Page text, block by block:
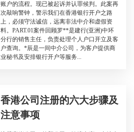
账户的流程。现已被起诉并认罪候判。此案再
次敲响警钟，警示我们在香港银行开户之路
上，必须守法诚信，远离非法中介和虚假资
料。PART.01案件回顾罗**是建行(亚洲)中环
分行的销售主任，负责处理个人户口开立及客
户查询。*辰是一间中介公司，为客户提供商
业秘书及安排银行开户等服务...
香港公司注册的六大步骤及
注意事项